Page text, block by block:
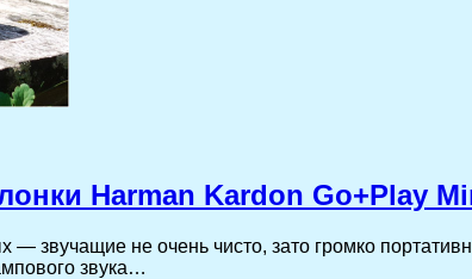
Harman Kardon Go+Play
— звучащие не очень чисто, зато громко
звука…